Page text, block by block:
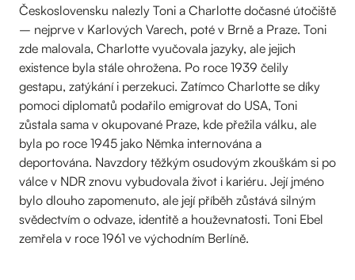
Československu nalezly Toni a Charlotte dočasné útočiště
– nejprve v Karlových Varech, poté v Brně a Praze. Toni
zde malovala, Charlotte vyučovala jazyky, ale jejich
existence byla stále ohrožena. Po roce 1939 čelily
gestapu, zatýkání i perzekuci. Zatímco Charlotte se díky
pomoci diplomatů podařilo emigrovat do USA, Toni
zůstala sama v okupované Praze, kde přežila válku, ale
byla po roce 1945 jako Němka internována a
deportována. Navzdory těžkým osudovým zkouškám si po
válce v NDR znovu vybudovala život i kariéru. Její jméno
bylo dlouho zapomenuto, ale její příběh zůstává silným
svědectvím o odvaze, identitě a houževnatosti. Toni Ebel
zemřela v roce 1961 ve východním Berlíně.